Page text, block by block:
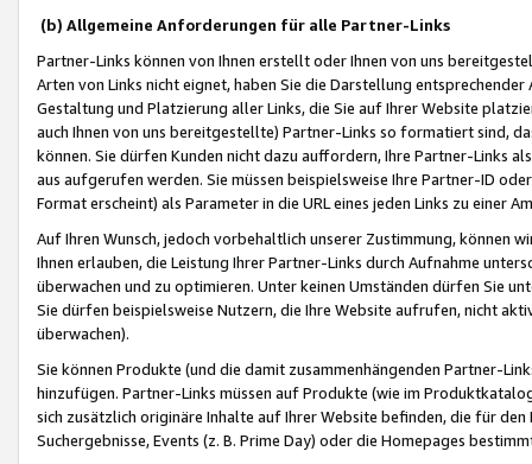
(b) Allgemeine Anforderungen für alle Partner-Links
Partner-Links können von Ihnen erstellt oder Ihnen von uns
Arten von Links nicht eignet, haben Sie die Darstellung
Gestaltung und Platzierung aller Links, die Sie auf Ihrer Website
auch Ihnen von uns bereitgestellte) Partner-Links so formatiert sind,
können. Sie dürfen Kunden nicht dazu auffordern, Ihre Partner-Links
aus aufgerufen werden. Sie müssen beispielsweise Ihre Partner-ID
Format erscheint) als Parameter in die URL eines jeden Links zu einer
Auf Ihren Wunsch, jedoch vorbehaltlich unserer Zustimmung, können
Ihnen erlauben, die Leistung Ihrer Partner-Links durch Aufnahme
überwachen und zu optimieren. Unter keinen Umständen dürfen Sie
Sie dürfen beispielsweise Nutzern, die Ihre Website aufrufen, nicht
überwachen).
Sie können Produkte (und die damit zusammenhängenden Partner-
hinzufügen. Partner-Links müssen auf Produkte (wie im
sich zusätzlich originäre Inhalte auf Ihrer Website befinden, die für
Suchergebnisse, Events (z. B. Prime Day) oder die Homepages